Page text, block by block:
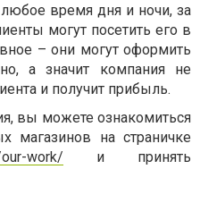
любое время дня и ночи, за
могут посетить его в
– они могут оформить
а значит компания не
и получит прибыль.
вы можете ознакомиться
магазинов на страничке
work/ и принять